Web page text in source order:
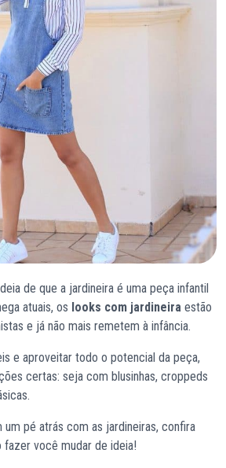
de que a jardineira é uma peça infantil
atuais, os looks com jardineira estão
e já não mais remetem à infância.
e aproveitar todo o potencial da peça,
certas: seja com blusinhas, croppeds
pé atrás com as jardineiras, confira
fazer você mudar de ideia!